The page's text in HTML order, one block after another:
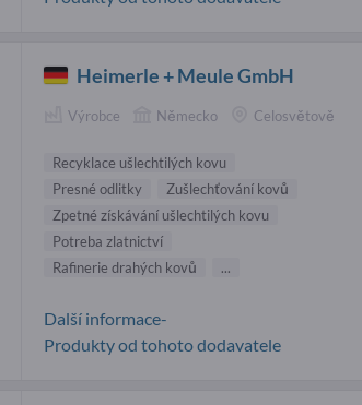
Heimerle + Meule GmbH
Výrobce Německo Celosvětově
Recyklace ušlechtilých kovu
Presné odlitky
Zušlechťování kovů
Zpetné získávání ušlechtilých kovu
Potreba zlatnictví
Rafinerie drahých kovů
...
Další informace-
Produkty od tohoto dodavatele